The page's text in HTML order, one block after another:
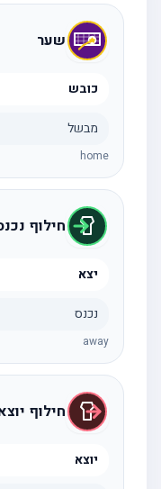
שער
כובש
מבשל
home
חילוף נכנס
יצא
נכנס
away
חילוף יוצא
יוצא